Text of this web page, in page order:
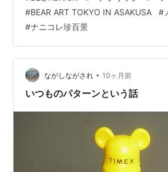
アブリック」という言葉をテレビ番組
た。それはテレビ朝日の「ナニコレ珍
組。その日の放送は、少年少女を取り
った印象なんだけど、その中に「5歳
えるため、13歳で会社を起業した男
「夢」というのは「16歳になったら
#BEAR ART TOKYO IN ASAKUSA #
#ナニコレ珍百景
ながしながされ • 10ヶ月前
いつものパターンという話